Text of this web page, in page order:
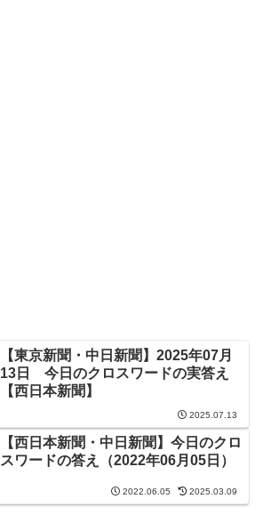
【東京新聞・中日新聞】2025年07月
13日 今日のクロスワードの実答え
【西日本新聞】
2025.07.13
【西日本新聞・中日新聞】今日のクロ
スワードの答え（2022年06月05日）
2022.06.05 2025.03.09